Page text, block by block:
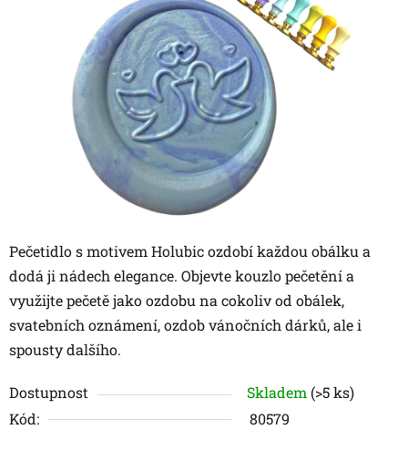
Pečetidlo s motivem Holubic ozdobí každou obálku a
dodá ji nádech elegance. Objevte kouzlo pečetění a
využijte pečetě jako ozdobu na cokoliv od obálek,
svatebních oznámení, ozdob vánočních dárků, ale i
spousty dalšího.
Dostupnost Skladem (>5 ks)
Kód:
80579